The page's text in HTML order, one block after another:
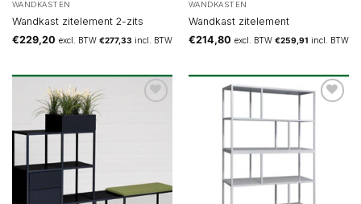
WANDKASTEN
Wandkast zitelement 2-zits
€229,20 excl. BTW €277,33 incl. BTW
WANDKASTEN
Wandkast zitelement
€214,80 excl. BTW €259,91 incl. BTW